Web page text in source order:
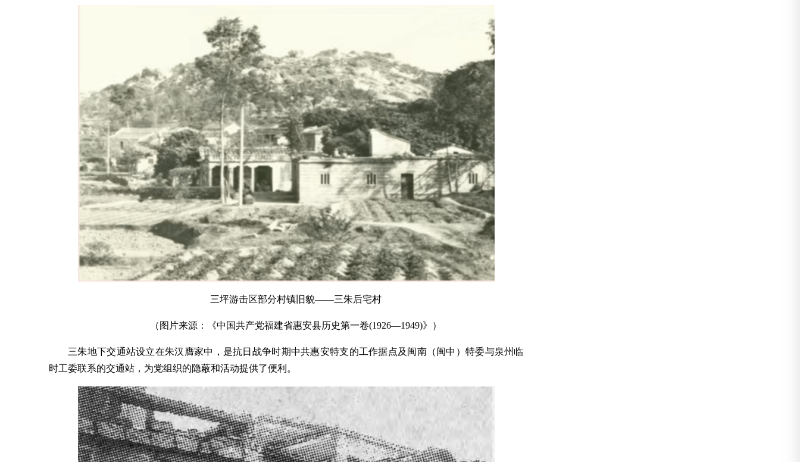
三坪游击区部分村镇旧貌——三朱后宅村
（图片来源：《中国共产党福建省惠安县历史第一卷(1926—1949)》）
三朱地下交通站设立在朱汉膺家中，是抗日战争时期中共惠安特支的工作据点及闽南（闽中）特委与泉州临
时工委联系的交通站，为党组织的隐蔽和活动提供了便利。